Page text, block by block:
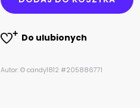
Do ulubionych
Autor: © candy1812 #205886771